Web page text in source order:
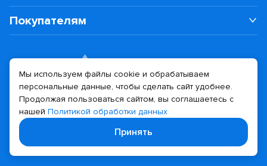
Покупателям
Политика конфиденциальности
Дизайн сайта Разработка сайта
Мы используем файлы cookie и обрабатываем
персональные данные, чтобы сделать сайт удобнее.
Продолжая пользоваться сайтом, вы соглашаетесь с
нашей Политикой обработки данных
Принять